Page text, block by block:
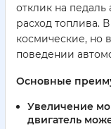
отклик на
расход топлива.
космические, но
поведении
Основные
Увеличение
двигатель